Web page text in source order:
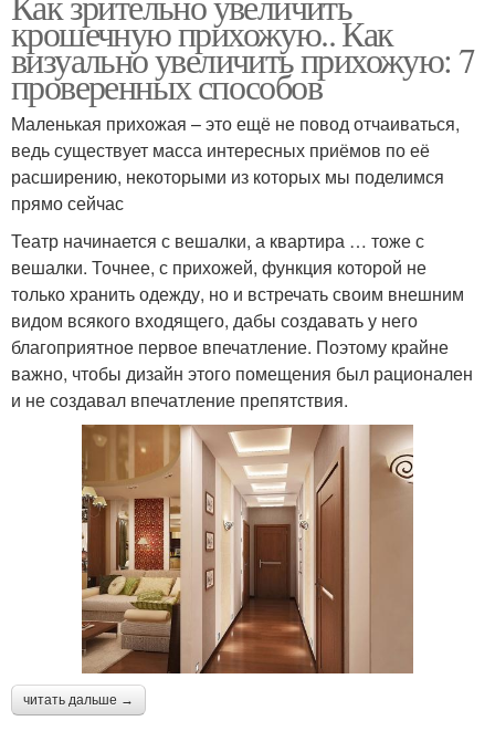
крошечную прихожую.. Как
визуально увеличить прихожую: 7
проверенных способов
Маленькая прихожая – это ещё не повод отчаиваться,
ведь существует масса интересных приёмов по её
расширению, некоторыми из которых мы поделимся
прямо сейчас
Театр начинается с вешалки, а квартира … тоже с
вешалки. Точнее, с прихожей, функция которой не
только хранить одежду, но и встречать своим внешним
видом всякого входящего, дабы создавать у него
благоприятное первое впечатление. Поэтому крайне
важно, чтобы дизайн этого помещения был рационален
и не создавал впечатление препятствия.
читать дальше →